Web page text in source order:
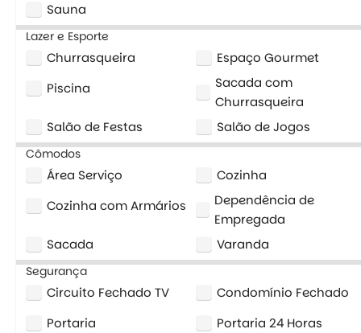
Sauna
Lazer e Esporte
Churrasqueira
Espaço Gourmet
Piscina
Sacada com
Churrasqueira
Salão de Festas
Salão de Jogos
Cômodos
Área Serviço
Cozinha
Cozinha com Armários
Dependência de
Empregada
Sacada
Varanda
Segurança
Circuito Fechado TV
Condomínio Fechado
Portaria
Portaria 24 Horas